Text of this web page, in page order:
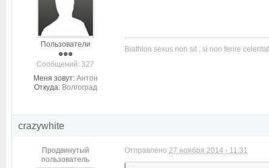
Пользователи
Cообщений: 327
Меня зовут: Антон
Откуда: Волгоград
Biathlon sexus non sit , si non ferire
crazywhite
Продвинутый
пользователь
Отправлено 27 ноября 2014 - 11:31